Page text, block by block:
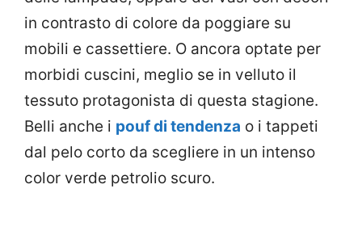
in contrasto di colore da poggiare su
mobili e cassettiere. O ancora optate per
morbidi cuscini, meglio se in velluto il
tessuto protagonista di questa stagione.
Belli anche i pouf di tendenza o i tappeti
dal pelo corto da scegliere in un intenso
color verde petrolio scuro.